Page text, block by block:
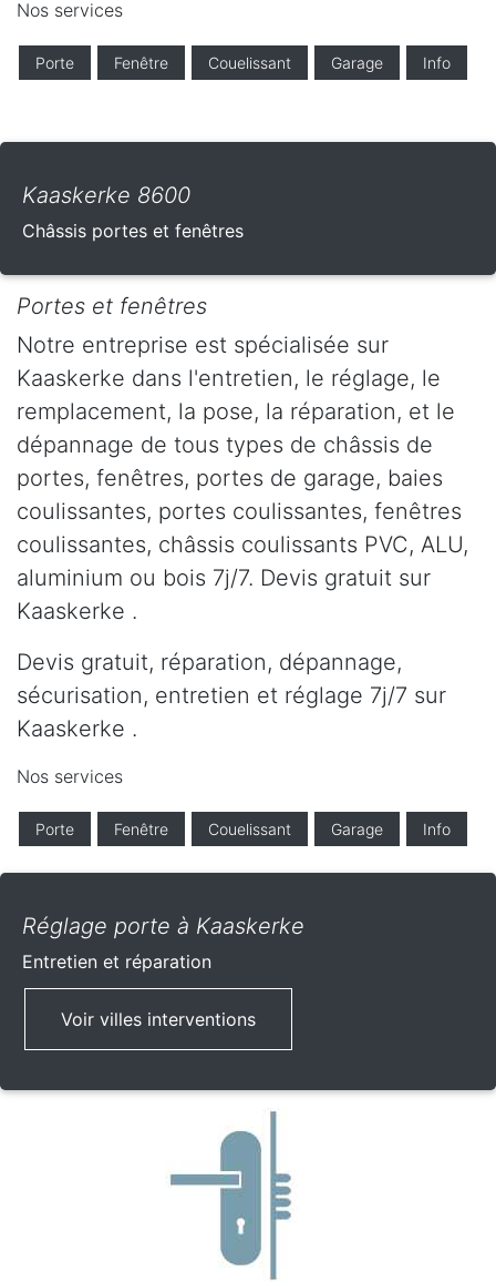
Nos services
Porte Fenêtre Couelissant Garage Info
Kaaskerke 8600
Châssis portes et fenêtres
Portes et fenêtres
Notre entreprise est spécialisée sur
Kaaskerke dans l'entretien, le réglage, le
remplacement, la pose, la réparation, et le
dépannage de tous types de châssis de
portes, fenêtres, portes de garage, baies
coulissantes, portes coulissantes, fenêtres
coulissantes, châssis coulissants PVC, ALU,
aluminium ou bois 7j/7. Devis gratuit sur
Kaaskerke .
Devis gratuit, réparation, dépannage,
sécurisation, entretien et réglage 7j/7 sur
Kaaskerke .
Nos services
Porte Fenêtre Couelissant Garage Info
Réglage porte à Kaaskerke
Entretien et réparation
Voir villes interventions